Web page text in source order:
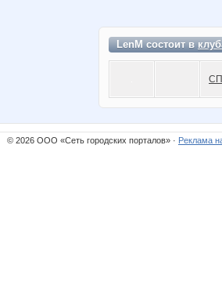
LenM состоит в
© 2026 ООО «Сеть городских порталов» · Реклама